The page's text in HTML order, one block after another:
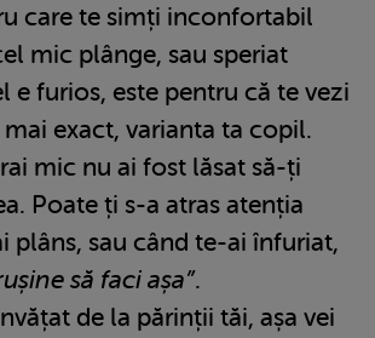
care te simți inconfortabil
mic plânge, sau speriat
e furios, este pentru că te vezi
exact, varianta ta copil.
mic nu ai fost lăsat să-ți
Poate ți s-a atras atenția
plâns, sau când te-ai înfuriat,
să faci așa”.
de la părinții tăi, așa vei